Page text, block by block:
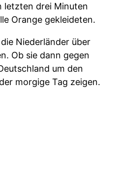
letzten drei Minuten
Orange gekleideten.
Niederländer über
Ob sie dann gegen
um den
morgige Tag zeigen.